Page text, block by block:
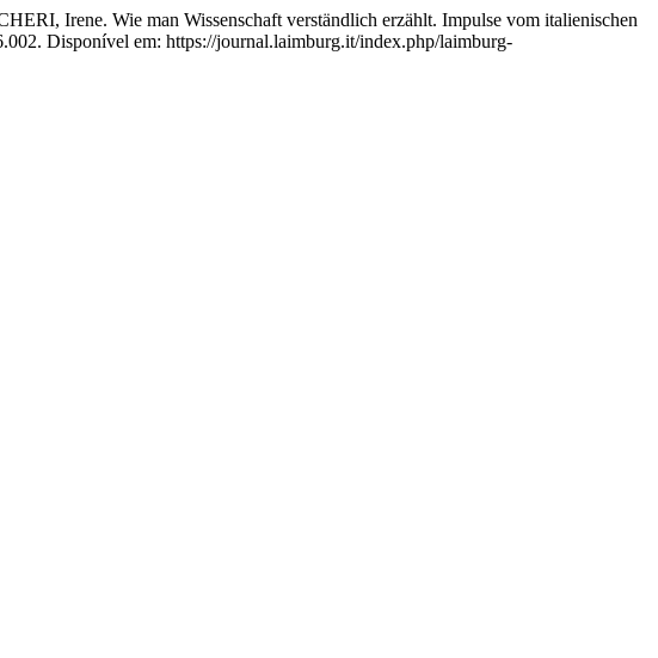
Irene. Wie man Wissenschaft verständlich erzählt. Impulse vom italienischen
Disponível em: https://journal.laimburg.it/index.php/laimburg-